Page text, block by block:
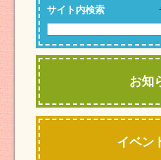
サイト内検索
お知
イベン